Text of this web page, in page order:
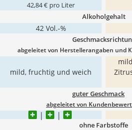
42,84 € pro Liter
Alkoholgehalt
42 Vol.-%
abgeleitet von Herstellerangaben und
mild, fruchtig und weich
guter Geschmack
abgeleitet von
ohne Farbstoffe